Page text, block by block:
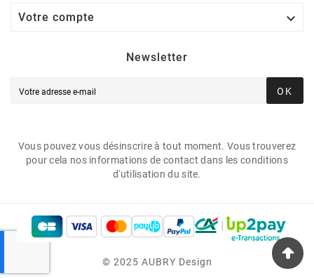
Votre compte 
Newsletter
OK
Vous pouvez vous désinscrire à tout moment. Vous trouverez
pour cela nos informations de contact dans les conditions
d'utilisation du site.
© 2025 AUBRY Design